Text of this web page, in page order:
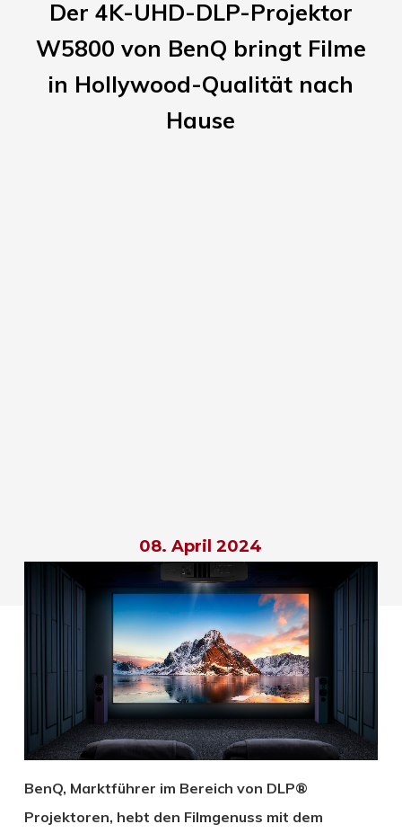
Der 4K-UHD-DLP-Projektor
W5800 von BenQ bringt Filme
in Hollywood-Qualität nach
Hause
08. April 2024
BenQ, Marktführer im Bereich von DLP®
Projektoren, hebt den Filmgenuss mit dem